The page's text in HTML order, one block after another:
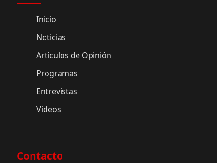
Inicio
Noticias
Artículos de Opinión
Programas
Entrevistas
Videos
Contacto